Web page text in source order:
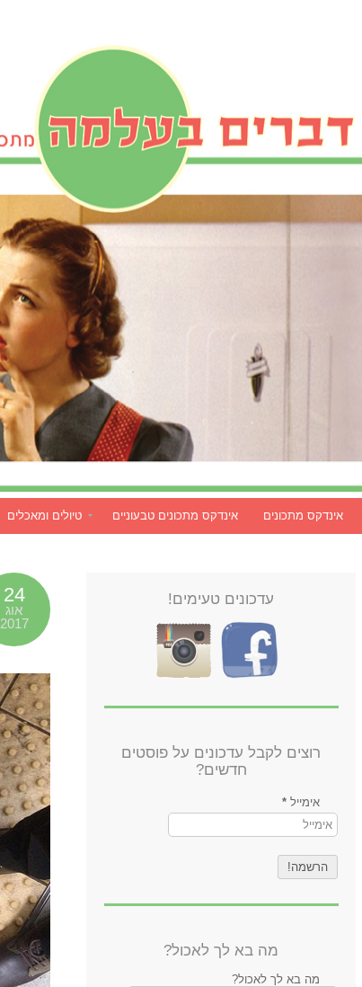
אינדקס מתכונים אינדקס מתכונים טבעוניים טיולים ומאכלים
24
אוג
2017
עדכונים טעימים!
רוצים לקבל עדכונים על פוסטים
חדשים?
אימייל *
מה בא לך לאכול?
מה בא לך לאכול?